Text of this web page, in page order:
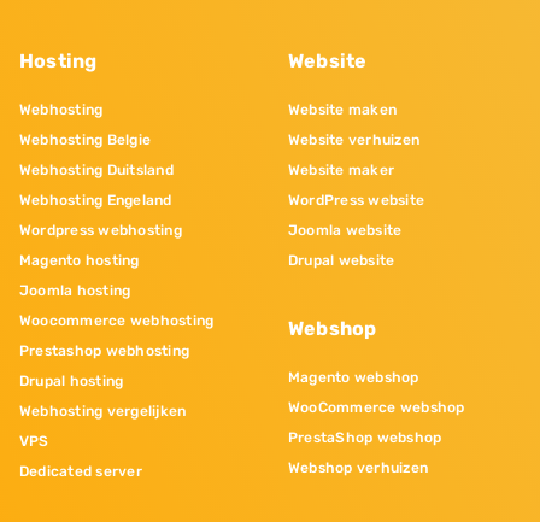
Hosting
Webhosting
Webhosting Belgie
Webhosting Duitsland
Webhosting Engeland
Wordpress webhosting
Magento hosting
Joomla hosting
Woocommerce webhosting
Prestashop webhosting
Drupal hosting
Webhosting vergelijken
VPS
Dedicated server
Website
Website maken
Website verhuizen
Website maker
WordPress website
Joomla website
Drupal website
Webshop
Magento webshop
WooCommerce webshop
PrestaShop webshop
Webshop verhuizen